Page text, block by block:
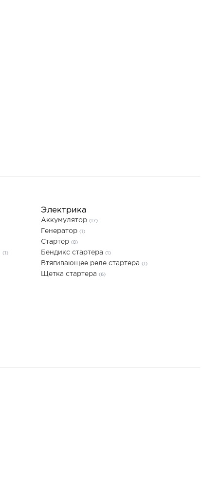
(1)
Электрика
Аккумулятор (17)
Генератор (1)
Стартер (8)
Бендикс стартера (1)
Втягивающее реле стартера (1)
Щетка стартера (6)